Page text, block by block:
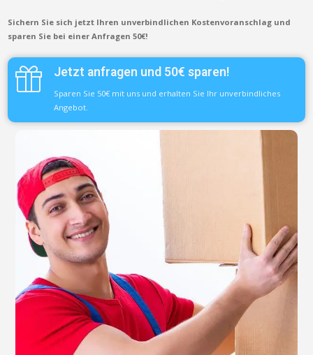
Sichern Sie sich jetzt Ihren unverbindlichen Kostenvoranschlag und
sparen Sie bei einer Anfragen 50€!
Jetzt anfragen und 50€ sparen!
Sparen Sie 50€ mit uns und erhalten Sie Ihr unverbindliches
Angebot.